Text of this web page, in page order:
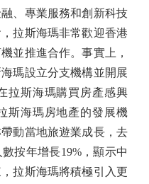
、專業服務和創新科技
拉斯海瑪非常歡迎香港
並推進合作。事實上，
瑪設立分支機構並開展
拉斯海瑪購買房產感興
斯海瑪房地產的發展機
動當地旅遊業成長，去
按年增長19%，顯示中
拉斯海瑪將積極引入更